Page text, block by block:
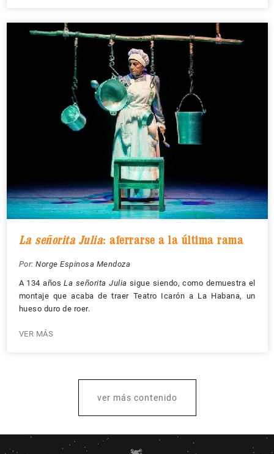
La señorita Julia: aferrarse a la última rama
Por: Norge Espinosa Mendoza
A 134 añosLa señorita Julia sigue siendo, como demuestra el
montaje que acaba de traer Teatro Icarón a La Habana, un
hueso duro de roer.
VER MÁS
ver más contenido